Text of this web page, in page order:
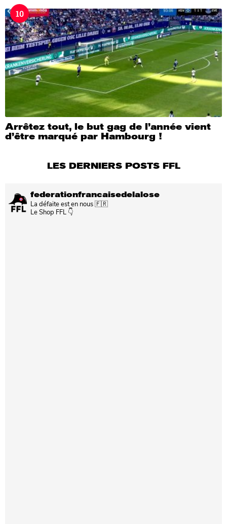
10
Arrêtez tout, le but gag de l’année vient
d’être marqué par Hambourg !
LES DERNIERS POSTS FFL
federationfrancaisedelalose
La défaite est en nous 🇫🇷
Le Shop FFL 👇